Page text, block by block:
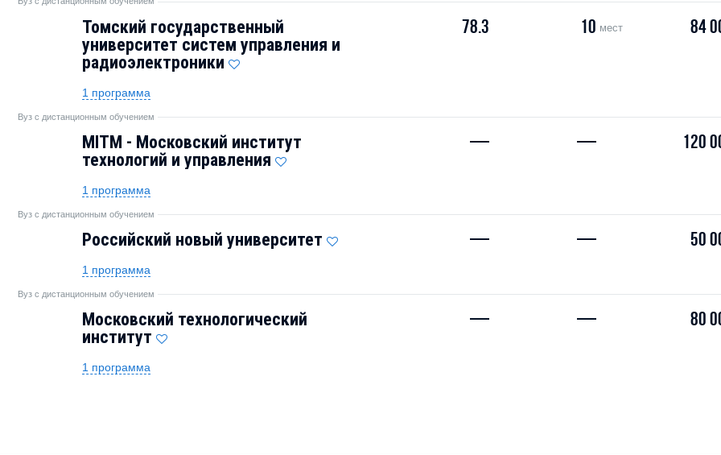
Томский государственный
университет систем управления и
радиоэлектроники
78.3 10 мест 84
1 программа
Вуз с дистанционным обучением
MITM - Московский институт
технологий и управления
— — 120
1 программа
Вуз с дистанционным обучением
Российский новый университет — — 50
1 программа
Вуз с дистанционным обучением
Московский технологический
институт
— — 80
1 программа